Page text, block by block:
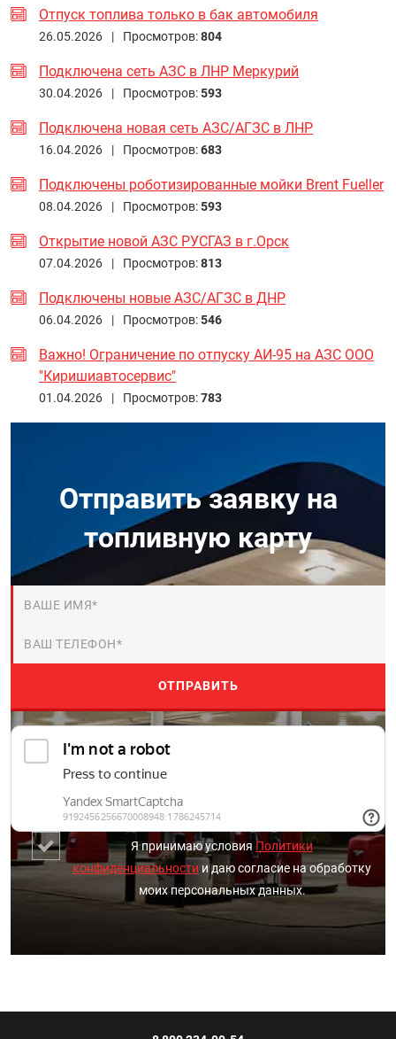
Отпуск топлива только в бак автомобиля
26.05.2026 | Просмотров:804
Подключена сеть АЗС в ЛНР Меркурий
30.04.2026 | Просмотров:593
Подключена новая сеть АЗС/АГЗС в ЛНР
16.04.2026 | Просмотров:683
Подключены роботизированные мойки Brent Fueller
08.04.2026 | Просмотров:593
Открытие новой АЗС РУСГАЗ в г.Орск
07.04.2026 | Просмотров:813
Подключены новые АЗС/АГЗС в ДНР
06.04.2026 | Просмотров:546
Важно! Ограничение по отпуску АИ-95 на АЗС ООО
"Киришиавтосервис"
01.04.2026 | Просмотров:783
Отправить заявку на
топливную карту
Я принимаю условия Политики
конфиденциальности и даю согласие на обработку
моих персональных данных.